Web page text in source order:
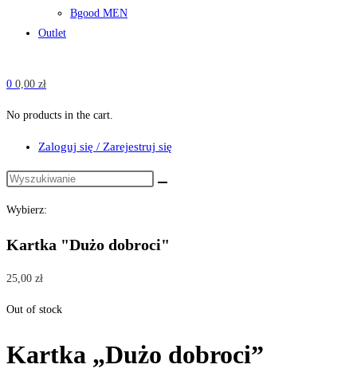
Bgood MEN
Outlet
0 0,00 zł
No products in the cart.
Zaloguj się / Zarejestruj się
Wybierz:
Kartka "Dużo dobroci"
25,00 zł
Out of stock
Kartka „Dużo dobroci”